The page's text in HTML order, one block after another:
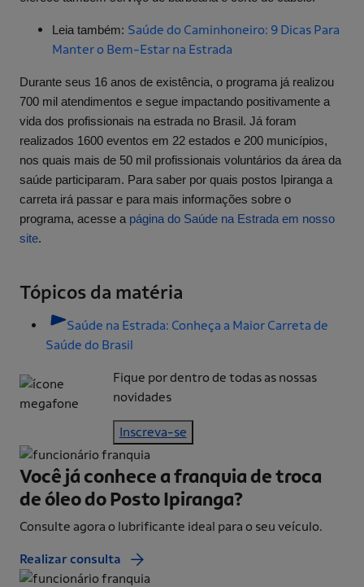
Leia também: Saúde do Caminhoneiro: 9 Dicas Para
Manter o Bem-Estar na Estrada
Durante seus 16 anos de existência, o programa já realizou
700 mil atendimentos e segue impactando positivamente a
vida dos profissionais na estrada no Brasil. Já foram
realizados 1600 eventos em 22 estados e 200 municípios,
nos quais mais de 50 mil profissionais voluntários da área da
saúde participaram. Para saber por quais postos Ipiranga a
carreta irá passar e para mais informações sobre o
programa, acesse a página do Saúde na Estrada em nosso
site.
Tópicos da matéria
Saúde na Estrada: Conheça a Maior Carreta de
Saúde do Brasil
Fique por dentro de todas as nossas
novidades
Inscreva-se
Você já conhece a franquia detroca
de óleo do Posto Ipiranga?
Consulte agora o lubrificante ideal para o seu veículo.
Realizar consulta